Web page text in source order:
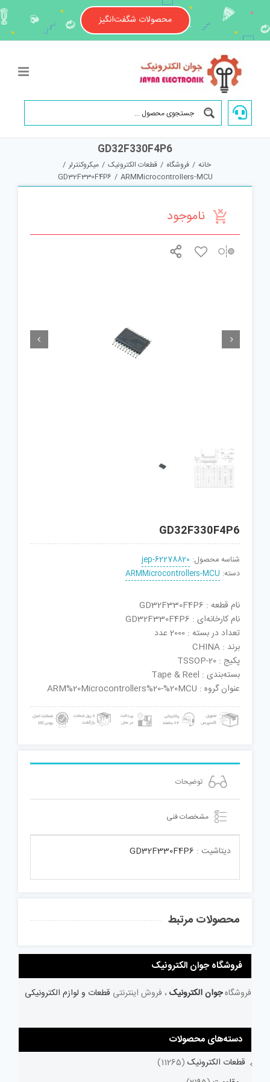
content
محصولات شگفت‌انگیز
GD32F330F4P6
خانه / فروشگاه / قطعات الکترونیک / میکروکنترلر /
ARMMicrocontrollers-MCU
/
GD32F330F4P6
ناموجود
 
GD32F330F4P6
شناسه محصول: jep-62278820
دسته: ARMMicrocontrollers-MCU
نام قطعه : GD32F330F4P6
نام کارخانه‌ای : GD32F330F4P6
تعداد در بسته : 2000 عدد
برند : CHINA
پکیج : TSSOP-20
بسته‌بندی : Tape & Reel
عنوان گروه : ARM%20Microcontrollers%20-%20MCU
توضیحات
مشخصات فنی
دیتاشیت : GD32F330F4P6
محصولات مرتبط
فروشگاه جوان الکترونیک
فروشگاهجوان الکترونیک ، فروش اینترنتی قطعات و لوازم الکترونیکی
دسته‌های محصولات
قطعات الکترونیک (11265)